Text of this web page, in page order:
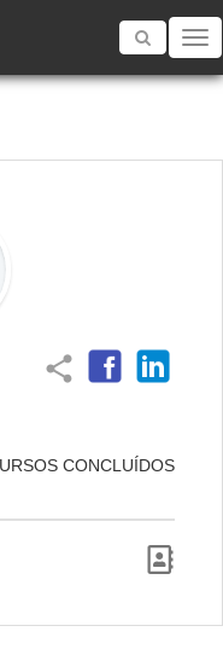
Toggle
share
CONCLUÍDOS